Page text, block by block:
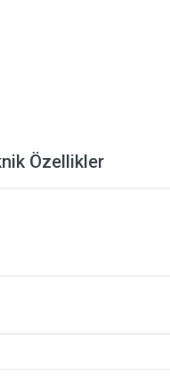
Özellikler